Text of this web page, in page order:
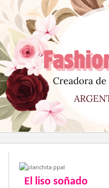
al
contenido
El liso soñado